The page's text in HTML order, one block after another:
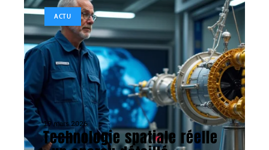
ACTU
19 mars 2026
Technologie spatiale réelle